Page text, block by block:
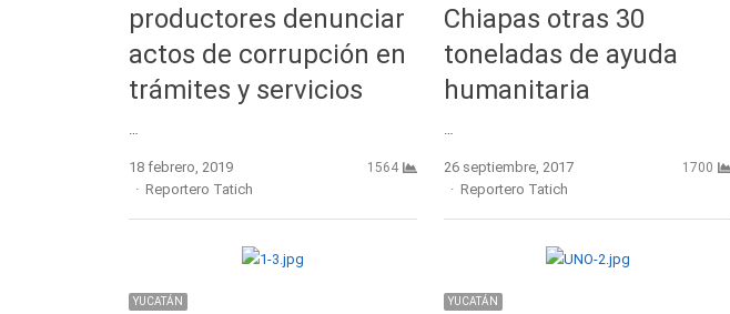
productores denunciar
actos de corrupción en
trámites y servicios
18 febrero, 2019
Author
Reportero Tatich
1564
Chiapas otras 30
toneladas de ayuda
humanitaria
26 septiembre, 2017
Author
Reportero Tatich
1700
YUCATÁN YUCATÁN